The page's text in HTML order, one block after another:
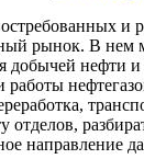
и
рынок. В нем
нефти
отделов,
направление